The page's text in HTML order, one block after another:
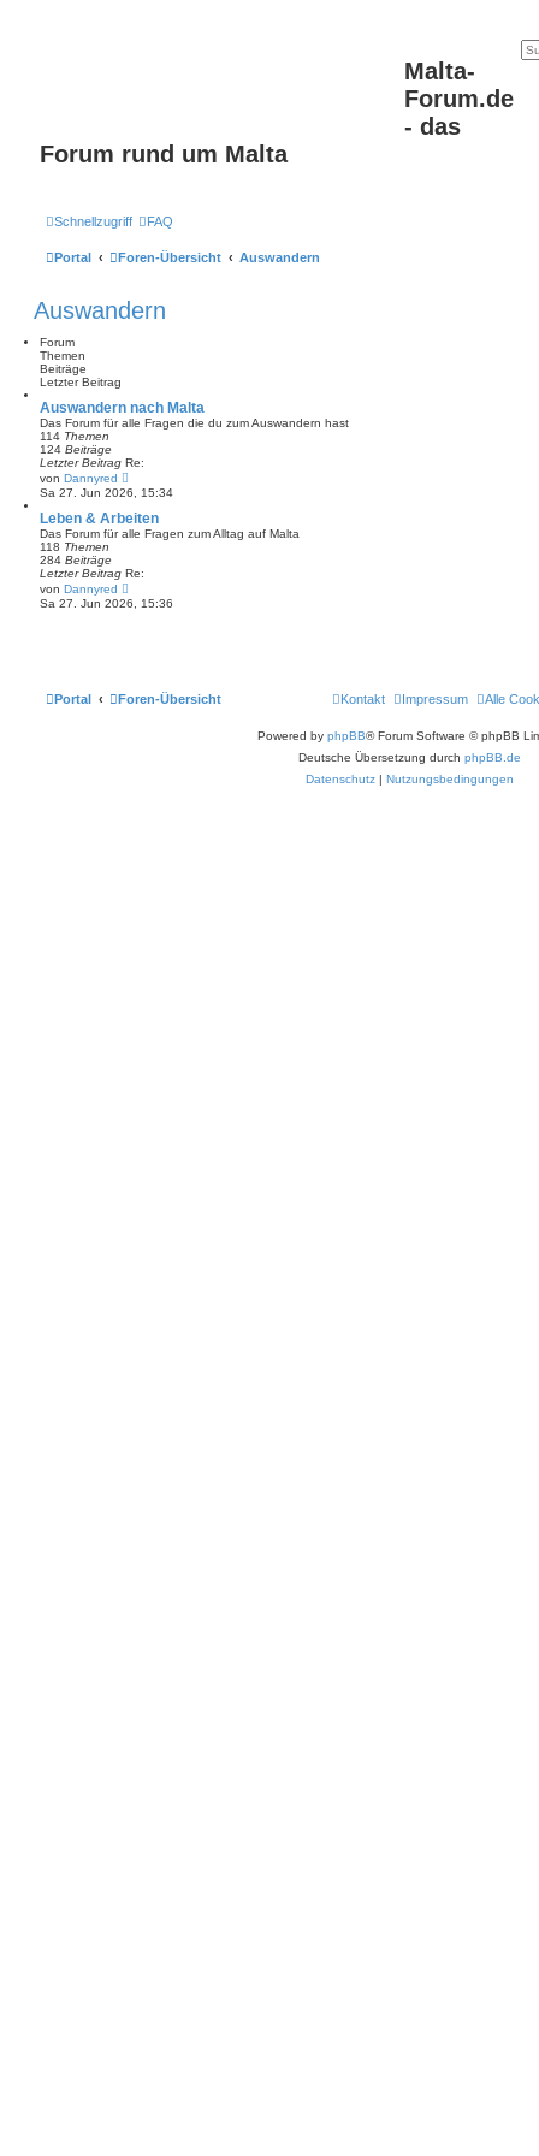
Malta-
Forum.de
- das
Forum rund um Malta
Schnellzugriff FAQ
Portal Foren-Übersicht Auswandern
Auswandern
Forum
Themen
Beiträge
Letzter Beitrag
Auswandern nach Malta
Das Forum für alle Fragen die du zum Auswandern hast
114 Themen
124 Beiträge
Letzter Beitrag Re:
von Dannyred
e
u
e
s
t
r
B
i
Sa 27. Jun 2026, 15:34
Leben & Arbeiten
Das Forum für alle Fragen zum Alltag auf Malta
118 Themen
284 Beiträge
Letzter Beitrag Re:
von Dannyred
e
u
e
Sa 27. Jun 2026, 15:36
Portal Foren-Übersicht Alle
Impressum
Kontakt
Powered by phpBB® Forum Software © phpBB
Deutsche Übersetzung durch phpBB.de
Datenschutz | Nutzungsbedingungen